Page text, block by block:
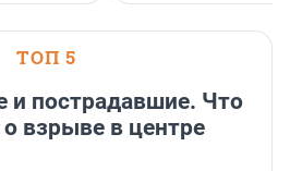
ТОП 5
и пострадавшие. Что
о взрыве в центре